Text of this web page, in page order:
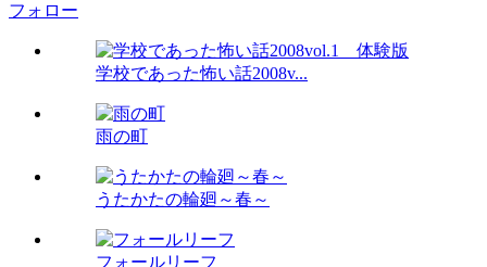
フォロー
学校であった怖い話2008v...
雨の町
うたかたの輪廻～春～
フォールリーフ